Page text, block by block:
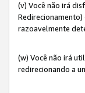
(v) Você não irá
razoavelmente
(w) Você não irá
redirecionando a